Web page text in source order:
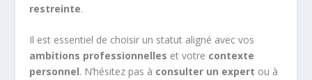
restreinte.
Il est essentiel de choisir un statut aligné avec vos
ambitions professionnelles et votre contexte
personnel. N’hésitez pas à consulter un expert ou à